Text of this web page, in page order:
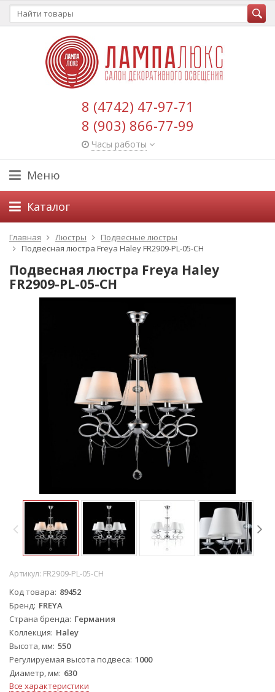
8 (4742) 47-97-71
8 (903) 866-77-99
Часы работы
Меню
Каталог
Главная Люстры
Подвесные люстры
Подвесная люстра Freya Haley FR2909-PL-05-CH
Подвесная люстра Freya Haley
FR2909-PL-05-CH
Артикул: FR2909-PL-05-CH
Код товара 89452
Бренд FREYA
Страна бренда Германия
Коллекция Haley
Высота, мм 550
Регулируемая высота подвеса 1000
Диаметр, мм 630
Все характеристики